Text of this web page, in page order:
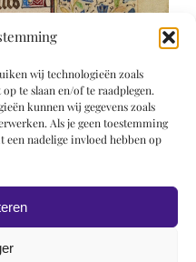
wij technologieën zoals
te slaan en/of te raadplegen.
kunnen wij gegevens zoals
Als je geen toestemming
nadelige invloed hebben op